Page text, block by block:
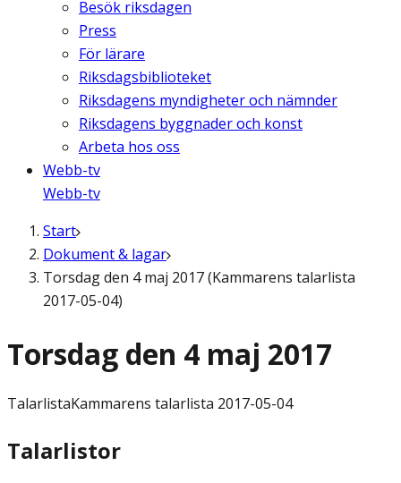
Besök riksdagen
Press
För lärare
Riksdagsbiblioteket
Riksdagens myndigheter och nämnder
Riksdagens byggnader och konst
Arbeta hos oss
Webb-tv
Webb-tv
Start
Dokument & lagar
Torsdag den 4 maj 2017 (Kammarens talarlista
2017-05-04)
Torsdag den 4 maj 2017
TalarlistaKammarens talarlista 2017-05-04
Talarlistor